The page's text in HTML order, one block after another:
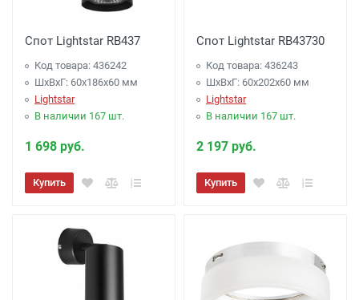
Спот Lightstar RB437
Код товара: 436242
ШхВхГ: 60x186x60 мм
Lightstar
В наличии 167 шт.
1 698 руб.
Купить
Спот Lightstar RB43730
Код товара: 436243
ШхВхГ: 60x202x60 мм
Lightstar
В наличии 167 шт.
2 197 руб.
Купить